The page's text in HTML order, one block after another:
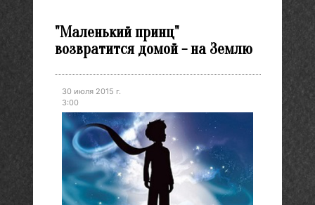
"Маленький принц"
возвратится домой - на Землю
30 июля 2015 г.
3:00